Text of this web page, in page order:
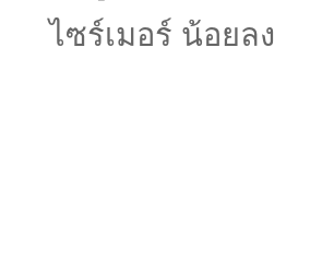
ไซร์เมอร์ น้อยลง